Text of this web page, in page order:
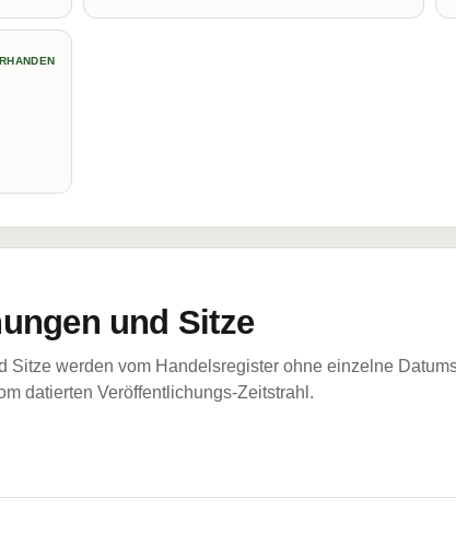
und Sitze
Sitze werden vom Handelsregister ohne einzelne
datierten Veröffentlichungs-Zeitstrahl.